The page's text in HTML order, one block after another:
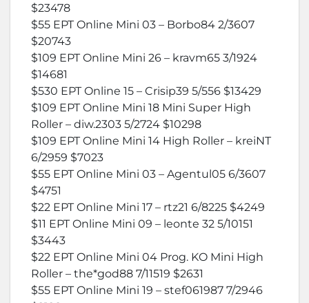
$23478
$55 EPT Online Mini 03 – Borbo84 2/3607
$20743
$109 EPT Online Mini 26 – kravm65 3/1924
$14681
$530 EPT Online 15 – Crisip39 5/556 $13429
$109 EPT Online Mini 18 Mini Super High
Roller – diw.2303 5/2724 $10298
$109 EPT Online Mini 14 High Roller – kreiNT
6/2959 $7023
$55 EPT Online Mini 03 – Agentul05 6/3607
$4751
$22 EPT Online Mini 17 – rtz21 6/8225 $4249
$11 EPT Online Mini 09 – leonte 32 5/10151
$3443
$22 EPT Online Mini 04 Prog. KO Mini High
Roller – the*god88 7/11519 $2631
$55 EPT Online Mini 19 – stef061987 7/2946